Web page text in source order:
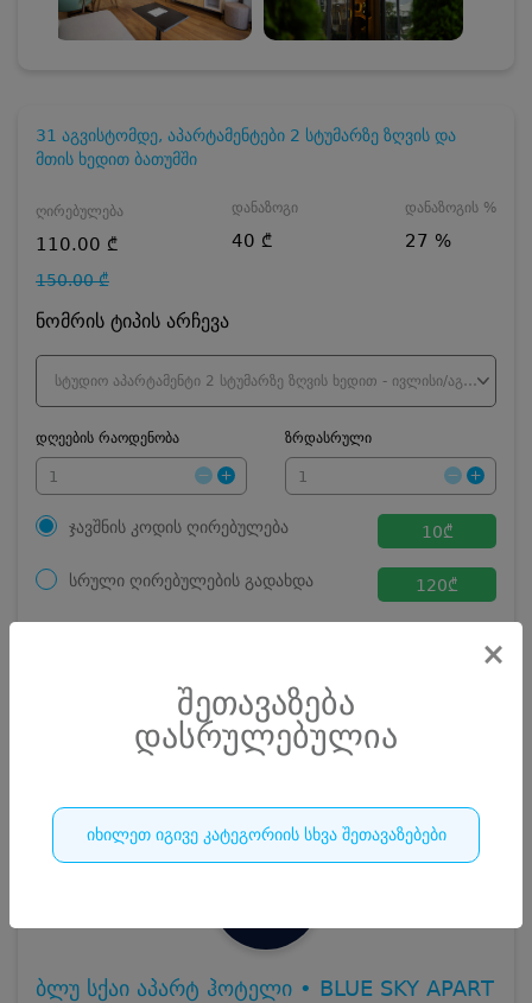
×
შეთავაზება
დასრულებულია
იხილეთ იგივე კატეგორიის სხვა შეთავაზებები
31 აგვისტომდე, აპარტამენტები 2 სტუმარზე ზღვის და
მთის ხედით ბათუმში
ღირებულება
110.00 ₾
150.00 ₾
დანაზოგი
40 ₾
დანაზოგის %
27 %
ნომრის ტიპის არჩევა
სტუდიო აპარტამენტი 2 სტუმარზე ზღვის ხედით - ივლისი/აგვისტო
დღეების რაოდენობა ზრდასრული
ჯავშნის კოდის ღირებულება 10₾
სრული ღირებულების გადახდა 120₾
0 ₾
ნომრის ღირებულება დანაზოგით
დასრულებულია
ბლუ სქაი აპარტ ჰოტელი • BLUE SKY APART